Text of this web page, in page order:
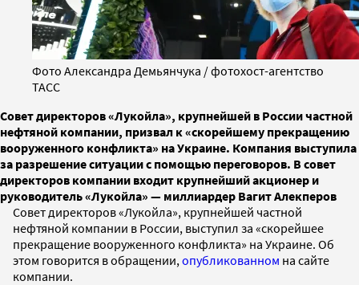
Фото Александра Демьянчука / фотохост-агентство
ТАСС
Совет директоров «Лукойла», крупнейшей в России частной
нефтяной компании, призвал к «скорейшему прекращению
вооруженного конфликта» на Украине. Компания выступила
за разрешение ситуации с помощью переговоров. В совет
директоров компании входит крупнейший акционер и
руководитель «Лукойла» — миллиардер Вагит Алекперов
Совет директоров «Лукойла», крупнейшей частной
нефтяной компании в России, выступил за «скорейшее
прекращение вооруженного конфликта» на Украине. Об
этом говорится в обращении, опубликованном на сайте
компании.